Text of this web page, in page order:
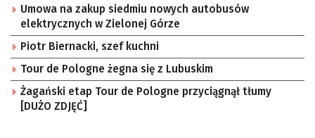
Umowa na zakup siedmiu nowych autobusów
elektrycznych w Zielonej Górze
Piotr Biernacki, szef kuchni
Tour de Pologne żegna się z Lubuskim
Żagański etap Tour de Pologne przyciągnął tłumy
[DUŻO ZDJĘĆ]